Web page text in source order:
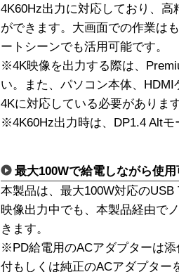
4K60Hz出力に対応しており、
ができます。大画面での作業は
ートシーンでも活用可能です。
※4K映像を出力する際は、
い。また、パソコン本体、
4Kに対応している必要がありま
※4K60Hz出力時は、DP1.4 Alt
最大100Wで給電しながら使用
本製品は、最大100W対応の
映像出力中でも、本製品経由で
きます。
※PD給電用のACアダプターは
付もしくは純正のACアダプター